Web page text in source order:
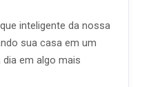
inteligente da nossa
sua casa em um
em algo mais